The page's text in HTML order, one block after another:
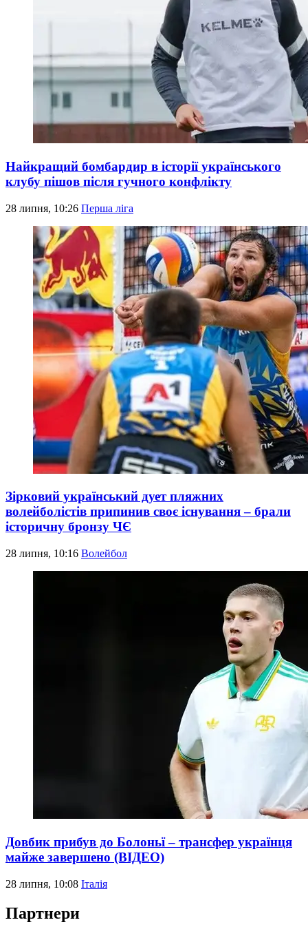
Найкращий бомбардир в історії українського
клубу пішов після гучного конфлікту
28 липня, 10:26 Перша ліга
Зірковий український дует пляжних
волейболістів припинив своє існування – брали
історичну бронзу ЧЄ
28 липня, 10:16 Волейбол
Довбик прибув до Болоньї – трансфер українця
майже завершено (ВІДЕО)
28 липня, 10:08 Італія
Партнери